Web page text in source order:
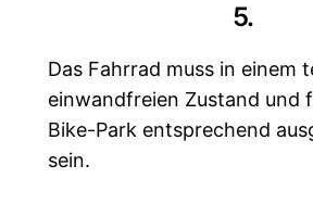
5.
Das Fahrrad muss in einem
einwandfreien Zustand und
Bike-Park entsprechend
sein.